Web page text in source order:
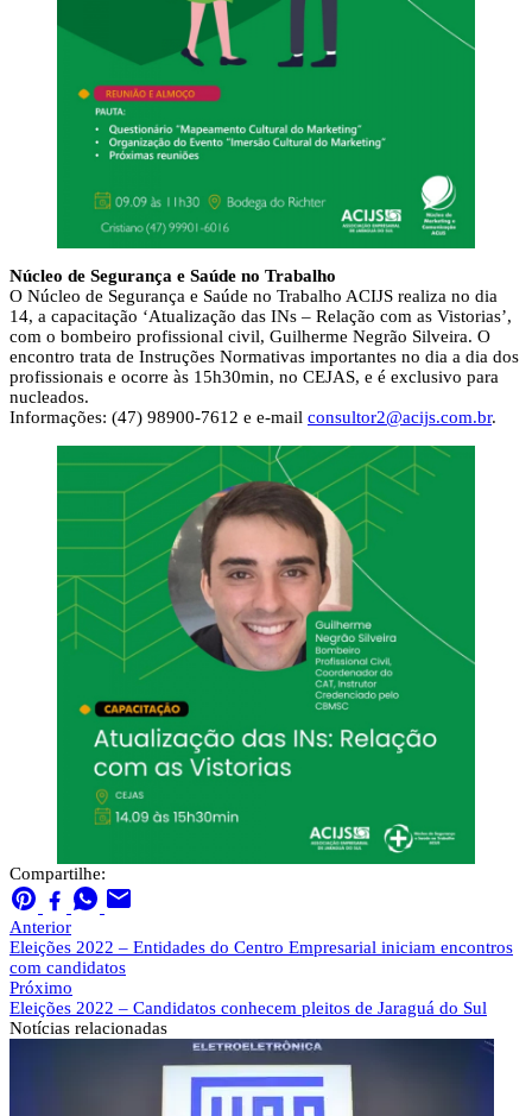
Núcleo de Segurança e Saúde no Trabalho
O Núcleo de Segurança e Saúde no Trabalho ACIJS realiza no dia
14, a capacitação ‘Atualização das INs – Relação com as Vistorias’,
com o bombeiro profissional civil, Guilherme Negrão Silveira. O
encontro trata de Instruções Normativas importantes no dia a dia dos
profissionais e ocorre às 15h30min, no CEJAS, e é exclusivo para
nucleados.
Informações: (47) 98900-7612 e e-mail consultor2@acijs.com.br.
Compartilhe:
Anterior
Eleições 2022 – Entidades do Centro Empresarial iniciam encontros
com candidatos
Próximo
Eleições 2022 – Candidatos conhecem pleitos de Jaraguá do Sul
Notícias relacionadas